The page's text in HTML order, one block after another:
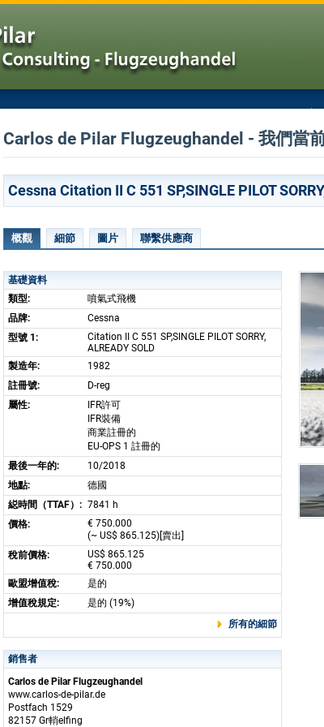
Carlos de Pilar Flugzeughandel - 我們當
Cessna Citation II C 551 SP,SINGLE PILOT
概觀 細節 圖片 聯繫供應商
基礎資料
類型:
噴氣式飛機
品牌:
Cessna
型號 1:
Citation II C 551 SP,SINGLE PILOT SORRY,
ALREADY SOLD
製造年:
1982
註冊號:
D-reg
屬性:
IFR許可
IFR裝備
商業註冊的
EU-OPS 1 註冊的
最後一年的:
10/2018
地點:
德國
縂時間（TTAF）: 7841 h
價格:
€ 750.000
(~ US$ 865.125)[賣出]
稅前價格:
US$ 865.125
€ 750.000
歐盟增值稅:
是的
增值稅規定:
是的 (19%)
所有的細節
銷售者
Carlos de Pilar Flugzeughandel
www.carlos-de-pilar.de
Postfach 1529
82157 Gr輎elfing